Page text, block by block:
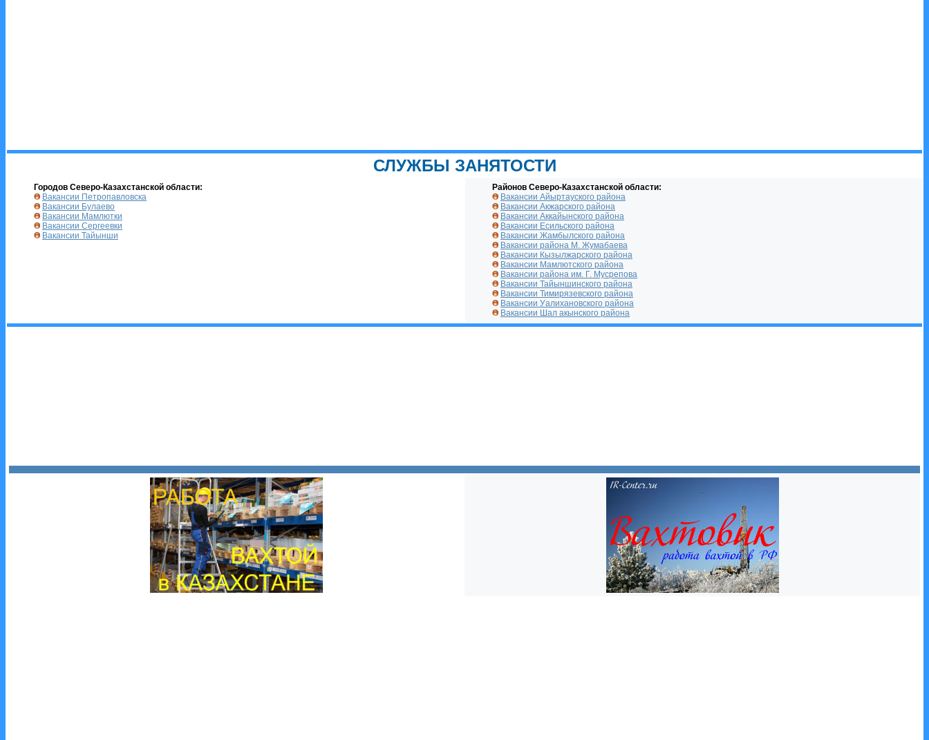
СЛУЖБЫ ЗАНЯТОСТИ
Городов Северо-Казахстанской области:
Вакансии Петропавловска
Вакансии Булаево
Вакансии Мамлютки
Вакансии Сергеевки
Вакансии Тайынши
Районов Северо-Казахстанской области:
Вакансии Айыртауского района
Вакансии Акжарского района
Вакансии Аккайынского района
Вакансии Есильского района
Вакансии Жамбылского района
Вакансии района М. Жумабаева
Вакансии Кызылжарского района
Вакансии Мамлютского района
Вакансии района им. Г. Мусрепова
Вакансии Тайыншинского района
Вакансии Тимирязевского района
Вакансии Уалихановского района
Вакансии Шал акынского района